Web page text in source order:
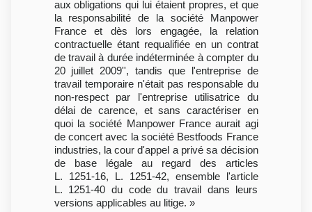
aux obligations qui lui étaient propres, et que
la responsabilité de la société Manpower
France et dès lors engagée, la relation
contractuelle étant requalifiée en un contrat
de travail à durée indéterminée à compter du
20 juillet 2009'', tandis que l'entreprise de
travail temporaire n'était pas responsable du
non-respect par l'entreprise utilisatrice du
délai de carence, et sans caractériser en
quoi la société Manpower France aurait agi
de concert avec la société Bestfoods France
industries, la cour d'appel a privé sa décision
de base légale au regard des articles
L. 1251-16, L. 1251-42, ensemble l'article
L. 1251-40 du code du travail dans leurs
versions applicables au litige. »